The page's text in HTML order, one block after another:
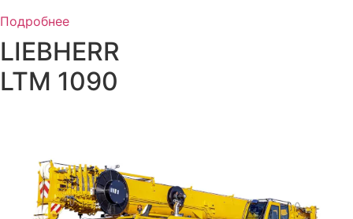
Подробнее
LIEBHERR
LTM 1090